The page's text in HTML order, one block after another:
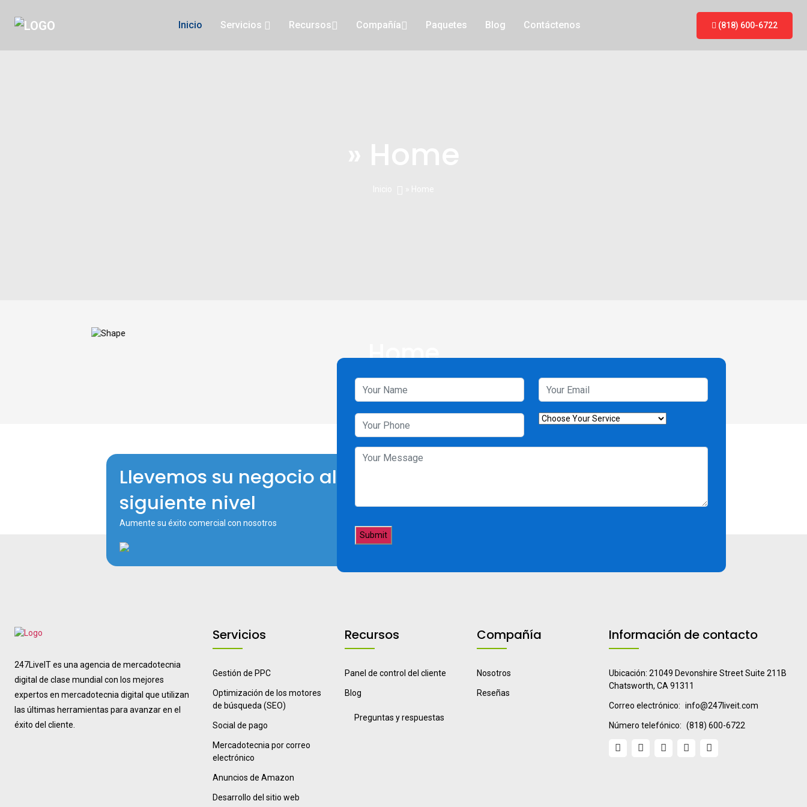
Inicio Servicios Recursos Compañía Paquetes Blog Contáctenos (818) 600-6722
Home
Llevemos su negocio al
siguiente nivel
Aumente su éxito comercial con nosotros
247LiveIT es una agencia de mercadotecnia
digital de clase mundial con los mejores
expertos en mercadotecnia digital que utilizan
las últimas herramientas para avanzar en el
éxito del cliente.
Servicios
Gestión de PPC
Optimización de los motores
de búsqueda (SEO)
Social de pago
Mercadotecnia por correo
electrónico
Anuncios de Amazon
Desarrollo del sitio web
Recursos
Panel de control del cliente
Blog
Preguntas y respuestas
Compañía
Nosotros
Reseñas
Información de contacto
Ubicación: 21049 Devonshire Street Suite 211B
Chatsworth, CA 91311
Correo electrónico: info@247liveit.com
Número telefónico: (818) 600-6722